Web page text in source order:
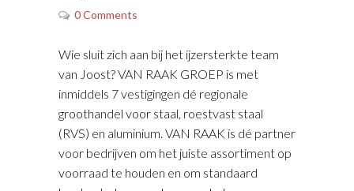
0 Comments
Wie sluit zich aan bij het ijzersterkte team
van Joost? VAN RAAK GROEP is met
inmiddels 7 vestigingen dé regionale
groothandel voor staal, roestvast staal
(RVS) en aluminium. VAN RAAK is dé partner
voor bedrijven om het juiste assortiment op
voorraad te houden en om standaard